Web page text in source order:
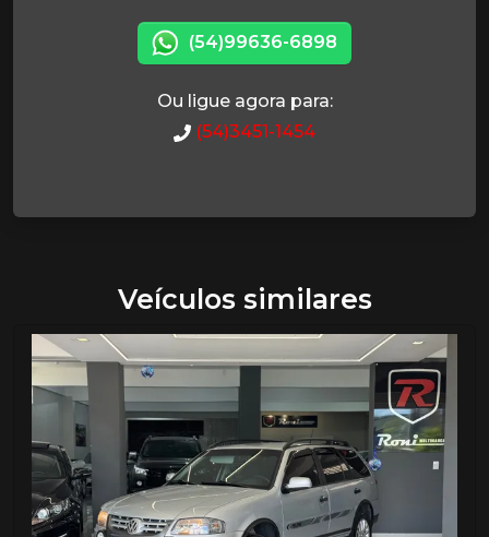
(54)99636-6898
Ou ligue agora para:
(54)3451-1454
Veículos similares